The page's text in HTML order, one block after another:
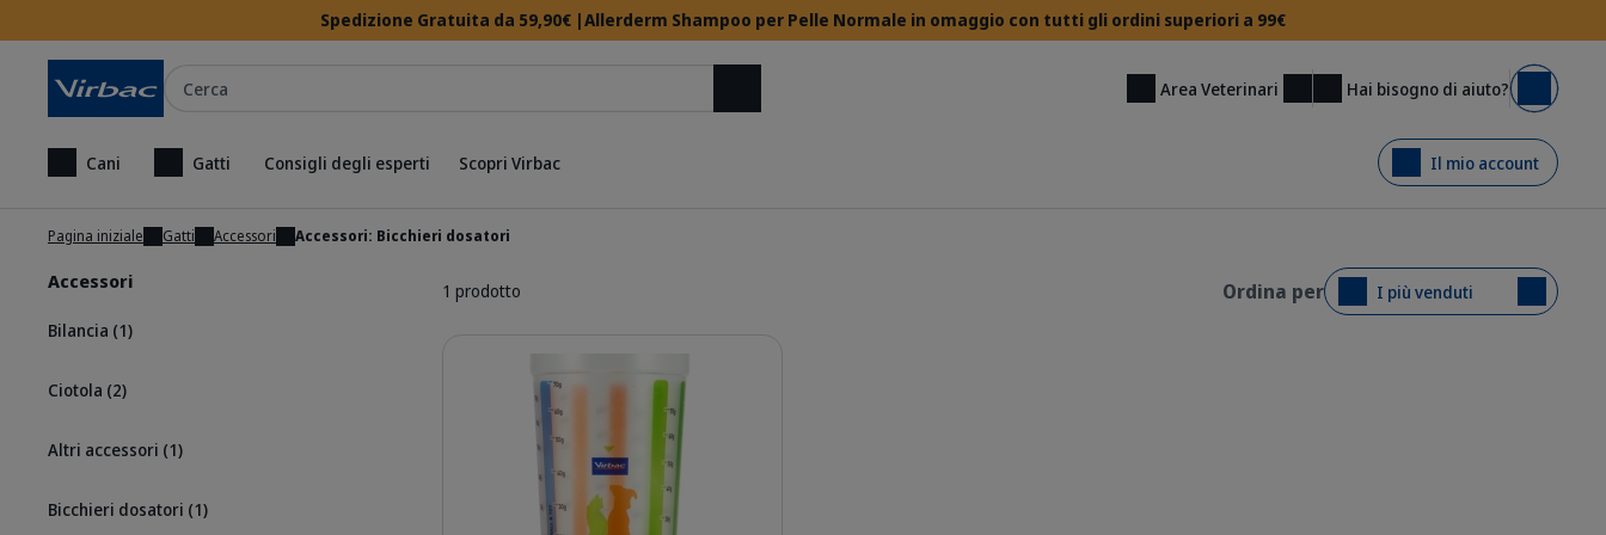
Spedizione Gratuita da 59,90€ |Allerderm Shampoo per Pelle Normale in omaggio con tutti gli ordini superiori a 99€
Area Veterinari Hai bisogno di aiuto? Carrello
Cani Gatti Consigli degli esperti Scopri Virbac Il mio account
Pagina iniziale Gatti Accessori Accessori: Bicchieri dosatori
Accessori
Bilancia (1)
Ciotola (2)
Altri accessori (1)
Bicchieri dosatori (1)
1 prodotto Ordina per I più venduti